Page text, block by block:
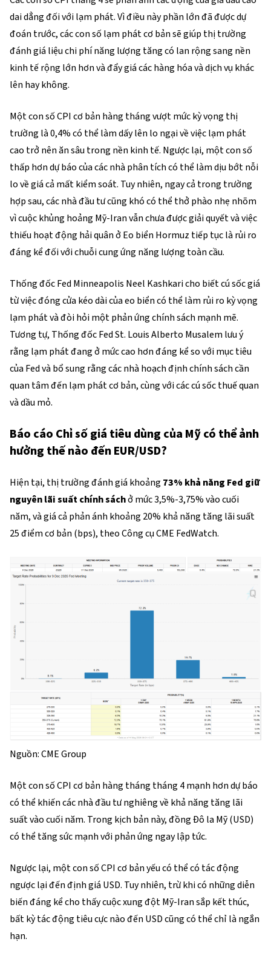
dai dẳng đối với lạm phát. Vì điều này phần lớn đã được dự
đoán trước, các con số lạm phát cơ bản sẽ giúp thị trường
đánh giá liệu chi phí năng lượng tăng có lan rộng sang nền
kinh tế rộng lớn hơn và đẩy giá các hàng hóa và dịch vụ khác
lên hay không.
Một con số CPI cơ bản hàng tháng vượt mức kỳ vọng thị
trường là 0,4% có thể làm dấy lên lo ngại về việc lạm phát
cao trở nên ăn sâu trong nền kinh tế. Ngược lại, một con số
thấp hơn dự báo của các nhà phân tích có thể làm dịu bớt nỗi
lo về giá cả mất kiểm soát. Tuy nhiên, ngay cả trong trường
hợp sau, các nhà đầu tư cũng khó có thể thở phào nhẹ nhõm
vì cuộc khủng hoảng Mỹ-Iran vẫn chưa được giải quyết và việc
thiếu hoạt động hải quân ở Eo biển Hormuz tiếp tục là rủi ro
đáng kể đối với chuỗi cung ứng năng lượng toàn cầu.
Thống đốc Fed Minneapolis Neel Kashkari cho biết cú sốc giá
từ việc đóng cửa kéo dài của eo biển có thể làm rủi ro kỳ vọng
lạm phát và đòi hỏi một phản ứng chính sách mạnh mẽ.
Tương tự, Thống đốc Fed St. Louis Alberto Musalem lưu ý
rằng lạm phát đang ở mức cao hơn đáng kể so với mục tiêu
của Fed và bổ sung rằng các nhà hoạch định chính sách cần
quan tâm đến lạm phát cơ bản, cùng với các cú sốc thuế quan
và dầu mỏ.
Báo cáo Chỉ số giá tiêu dùng của Mỹ có thể ảnh
hưởng thế nào đến EUR/USD?
Hiện tại, thị trường đánh giá khoảng73% khả năng Fed giữ
nguyên lãi suất chính sáchở mức 3,5%-3,75% vào cuối
năm, và giá cả phản ánh khoảng 20% khả năng tăng lãi suất
25 điểm cơ bản (bps), theo Công cụ CME FedWatch.
Nguồn: CME Group
Một con số CPI cơ bản hàng tháng tháng 4 mạnh hơn dự báo
có thể khiến các nhà đầu tư nghiêng về khả năng tăng lãi
suất vào cuối năm. Trong kịch bản này, đồng Đô la Mỹ (USD)
có thể tăng sức mạnh với phản ứng ngay lập tức.
Ngược lại, một con số CPI cơ bản yếu có thể có tác động
ngược lại đến định giá USD. Tuy nhiên, trừ khi có những diễn
biến đáng kể cho thấy cuộc xung đột Mỹ-Iran sắp kết thúc,
bất kỳ tác động tiêu cực nào đến USD cũng có thể chỉ là ngắn
hạn.